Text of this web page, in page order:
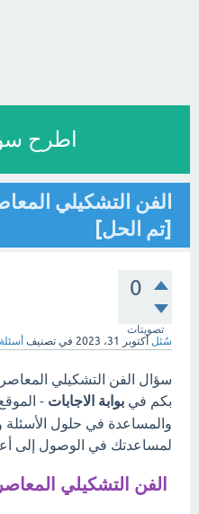
اطرح
الفن التشكيلي
[تم الحل]
0
تصويتات
سُئل أكتوبر 31، 2023 في تصنيف
سؤال الفن التشكيلي
بكم في بوابة الاجابات -
والمساعدة في حلول الأسئلة
لمساعدتك في الوصول إلى
الفن التشكيلي